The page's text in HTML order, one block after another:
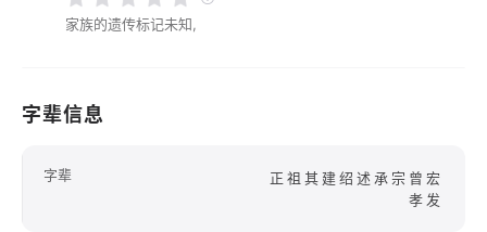
家族的遗传标记未知,
字辈信息
字辈
正祖其建绍述承宗曾宏
孝发